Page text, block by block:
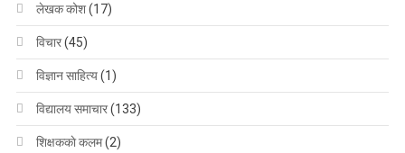
लेखक कोश(17)
विचार(45)
विज्ञान साहित्य(1)
विद्यालय समाचार(133)
शिक्षककाे कलम(2)